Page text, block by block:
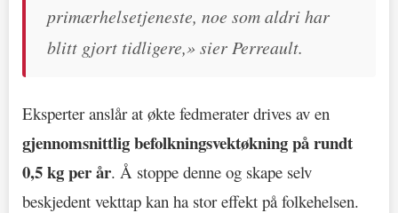
primærhelsetjeneste, noe som aldri har
blitt gjort tidligere,» sier Perreault.
Eksperter anslår at økte fedmerater drives av en
gjennomsnittlig befolkningsvektøkning på rundt
0,5 kg per år. Å stoppe denne og skape selv
beskjedent vekttap kan ha stor effekt på folkehelsen.